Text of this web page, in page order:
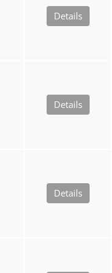
Details
Details
Details